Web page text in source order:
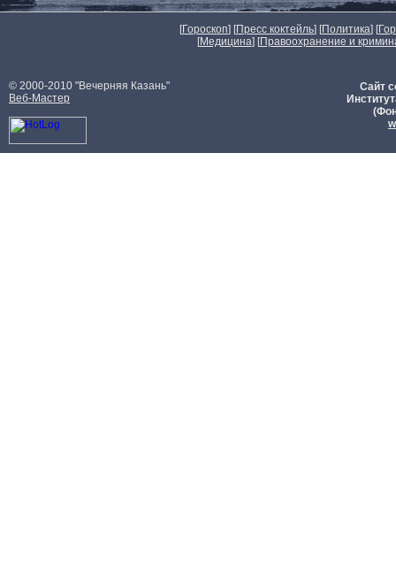
[Гороскоп] [Пресс коктейль] [Политика] [
[Медицина] [Правоохранение и
© 2000-2010 "Вечерняя Казань"
Веб-Мастер
Сайт